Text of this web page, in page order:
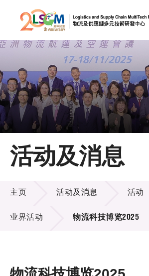
跳到内容（按回车键）
会员
A A
主页
关于LSCM
技术商品化
项目及资助计划
活动及消息
活动及消息
活动及消息
主页 活动及消息 活动
业界活动 物流科技博览2025